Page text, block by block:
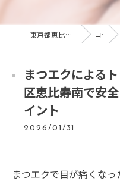
東京都恵比寿のマツエクならLLL コラム
まつエクによる
区恵比寿南で安
イント
2026/01/31
まつエクで目が痛くな